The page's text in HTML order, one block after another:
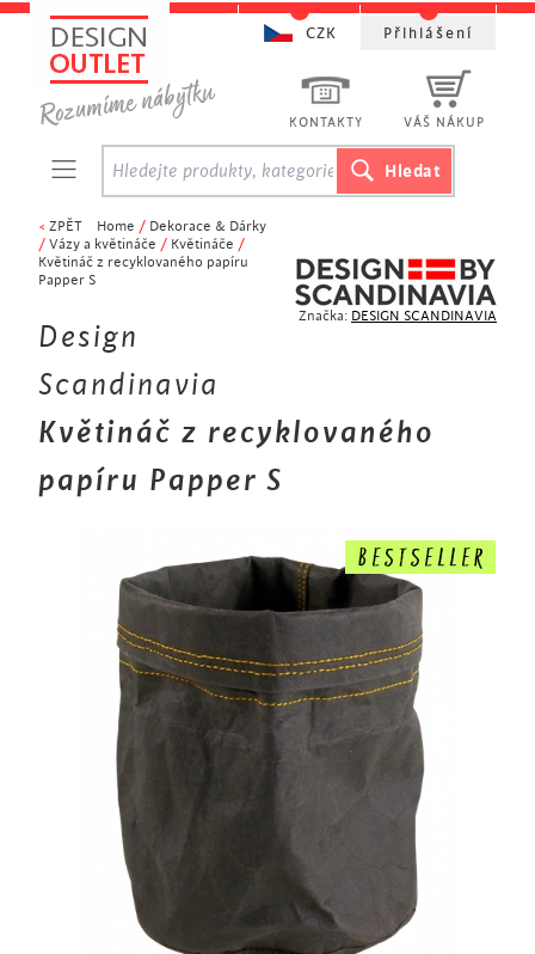
Značka: DESIGN SCANDINAVIA
< ZPĚT Home / Dekorace & Dárky
/ Vázy a květináče / Květináče /
Květináč z recyklovaného papíru
Papper S
Design
Scandinavia
Květináč z recyklovaného
papíru Papper S
KONTAKTY VÁŠ NÁKUP
CZK Přihlášení